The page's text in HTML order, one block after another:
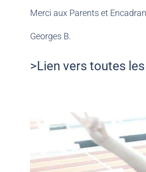
Merci aux Parents et
Georges B.
>Lien vers toutes